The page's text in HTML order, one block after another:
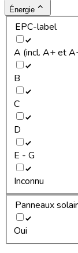
Énergie
EPC-label
A (incl. A+ et
B
C
D
E - G
Inconnu
Panneaux
Oui